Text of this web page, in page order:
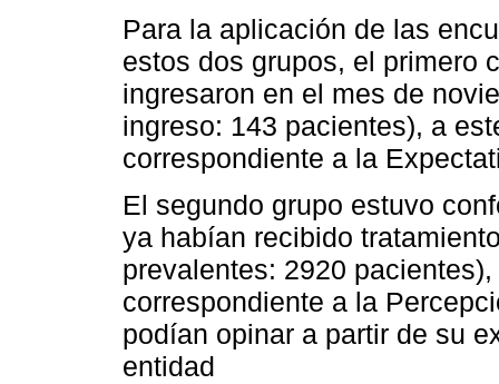
Para la aplicación de las
estos dos grupos, el primero
ingresaron en el mes de
ingreso: 143 pacientes), a
correspondiente a la
El segundo grupo estuvo
ya habían recibido
prevalentes: 2920
correspondiente a la
podían opinar a partir de su
entidad